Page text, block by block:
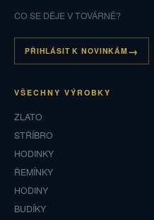
CO SE DĚJE V TOVÁRNĚ?
PŘIHLÁSIT K NOVINKÁM
VŠECHNY VÝROBKY
ZLATO
STŘÍBRO
HODINKY
ŘEMÍNKY
HODINY
BUDÍKY